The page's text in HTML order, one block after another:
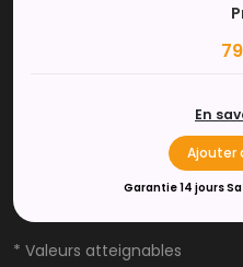
En
Ajouter
Garantie 14 jours
* Valeurs atteignables